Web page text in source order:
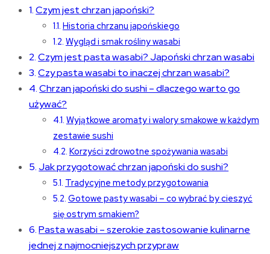
Czym jest chrzan japoński?
Historia chrzanu japońskiego
Wygląd i smak rośliny wasabi
Czym jest pasta wasabi? Japoński chrzan wasabi
Czy pasta wasabi to inaczej chrzan wasabi?
Chrzan japoński do sushi – dlaczego warto go
używać?
Wyjątkowe aromaty i walory smakowe w każdym
zestawie sushi
Korzyści zdrowotne spożywania wasabi
Jak przygotować chrzan japoński do sushi?
Tradycyjne metody przygotowania
Gotowe pasty wasabi – co wybrać by cieszyć
się ostrym smakiem?
Pasta wasabi – szerokie zastosowanie kulinarne
jednej z najmocniejszych przypraw